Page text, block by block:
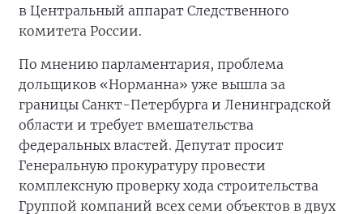
в Центральный аппарат Следственного
комитета России.
По мнению парламентария, проблема
дольщиков «Норманна» уже вышла за
границы Санкт-Петербурга и Ленинградской
области и требует вмешательства
федеральных властей. Депутат просит
Генеральную прокуратуру провести
комплексную проверку хода строительства
Группой компаний всех семи объектов в двух